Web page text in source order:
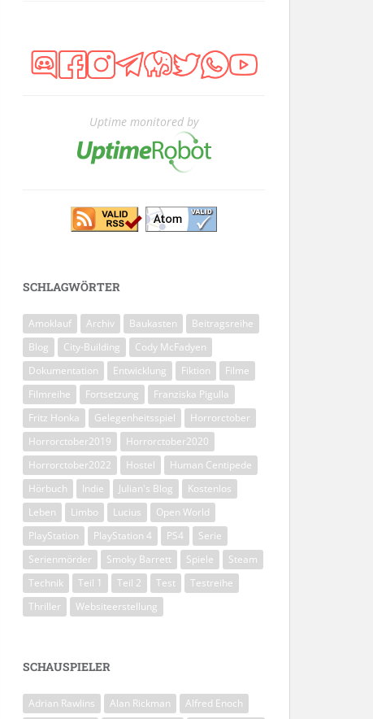
Uptime monitored by
SCHLAGWÖRTER
Amoklauf Archiv Baukasten
Beitragsreihe
Blog
City-Building
Cody McFadyen
Dokumentation
Entwicklung Fiktion
Filme
Filmreihe
Fortsetzung
Franziska Pigulla
Fritz Honka
Gelegenheitsspiel
Horrorctober
Horrorctober2019
Horrorctober2020
Horrorctober2022
Hostel
Human Centipede
Hörbuch
Indie Julian's Blog
Kostenlos
Leben
Limbo Lucius
Open World
PlayStation
PlayStation 4 PS4
Serie
Serienmörder
Smoky Barrett Spiele
Steam
Technik
Teil 1 Teil 2 Test
Testreihe
Thriller
Websiteerstellung
SCHAUSPIELER
Adrian Rawlins Alan Rickman
Alfred Enoch